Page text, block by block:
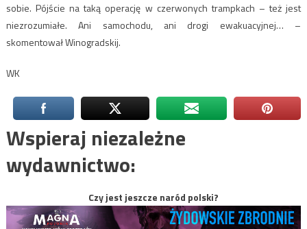
sobie. Pójście na taką operację w czerwonych trampkach – też jest
niezrozumiałe. Ani samochodu, ani drogi ewakuacyjnej… –
skomentował Winogradskij.
WK
Wspieraj niezależne
wydawnictwo:
Czy jest jeszcze naród polski?